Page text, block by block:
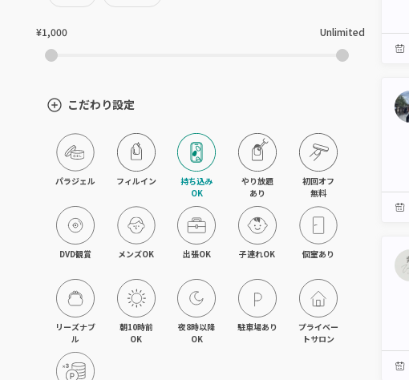
亀岡・福知山・舞鶴
木津・精華町
¥1,000 Unlimited
こだわり設定
パラジェル フィルイン
持ち込み
OK
やり放題
あり
初回オフ
無料
DVD観賞 メンズOK 出張OK 子連れOK 個室あり
リーズナブ
ル
朝10時前
OK
夜8時以降
OK
駐車場あり
プライベー
トサロン